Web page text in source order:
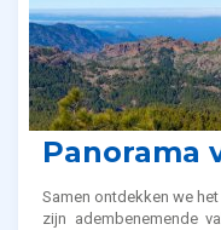
Panorama
Samen ontdekken we
zijn adembenemende